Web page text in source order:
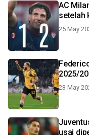
AC
setelah
25 May
2025/
23 May
usai